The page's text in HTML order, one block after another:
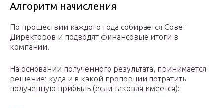
Алгоритм начисления
По прошествии каждого года собирается Совет
Директоров и подводят финансовые итоги в
компании.
На основании полученного результата, принимается
решение: куда и в какой пропорции потратить
полученную прибыль (если таковая имеется):